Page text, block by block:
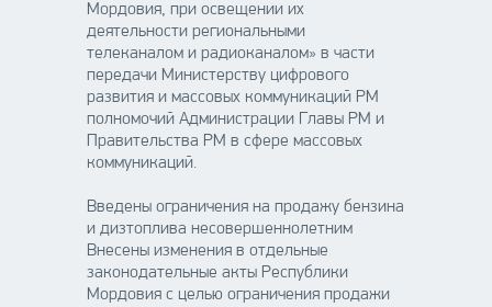
Мордовия, при освещении их
деятельности региональными
телеканалом и радиоканалом» в части
передачи Министерству цифрового
развития и массовых коммуникаций РМ
полномочий Администрации Главы РМ и
Правительства РМ в сфере массовых
коммуникаций.
Введены ограничения на продажу бензина
и дизтоплива несовершеннолетним
Внесены изменения в отдельные
законодательные акты Республики
Мордовия с целью ограничения продажи